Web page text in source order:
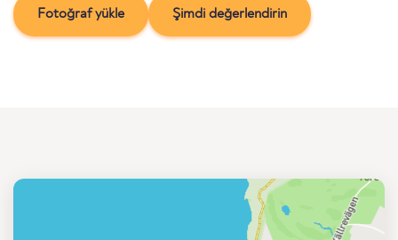
Fotoğraf yükle Şimdi değerlendirin